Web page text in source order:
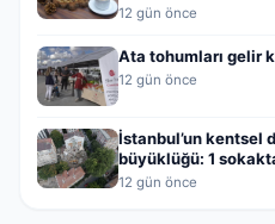
12 gün önce
Ata tohumları gelir
12 gün önce
İstanbul’un kentsel
büyüklüğü: 1
12 gün önce